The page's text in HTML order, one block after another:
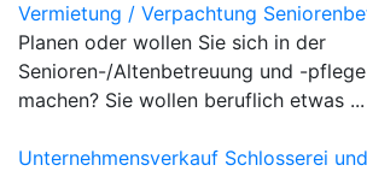
Vermietung / Verpachtung
Planen oder wollen Sie sich in der
Senioren-/Altenbetreuung und -
machen? Sie wollen beruflich etwas ...
Unternehmensverkauf Schlosserei